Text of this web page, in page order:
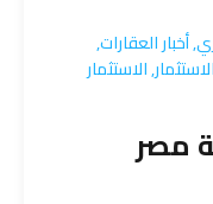
,أخبار العقارات,
الاستثمار,الاستثمار
مصر